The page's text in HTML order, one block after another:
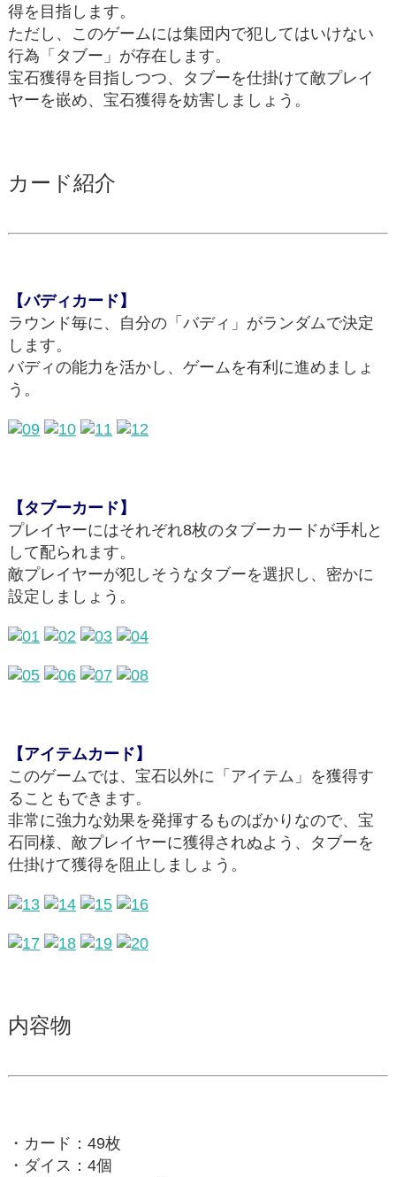
得を目指します。
ただし、このゲームには集団内で犯してはいけない
行為「タブー」が存在します。
宝石獲得を目指しつつ、タブーを仕掛けて敵プレイ
ヤーを嵌め、宝石獲得を妨害しましょう。
カード紹介
【バディカード】
ラウンド毎に、自分の「バディ」がランダムで決定
します。
バディの能力を活かし、ゲームを有利に進めましょ
う。
【タブーカード】
プレイヤーにはそれぞれ8枚のタブーカードが手札と
して配られます。
敵プレイヤーが犯しそうなタブーを選択し、密かに
設定しましょう。
【アイテムカード】
このゲームでは、宝石以外に「アイテム」を獲得す
ることもできます。
非常に強力な効果を発揮するものばかりなので、宝
石同様、敵プレイヤーに獲得されぬよう、タブーを
仕掛けて獲得を阻止しましょう。
内容物
・カード：49枚
・ダイス：4個